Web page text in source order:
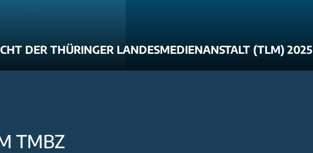
DER THÜRINGER LANDESMEDIENANSTALT (TLM) 2025
TMBZ